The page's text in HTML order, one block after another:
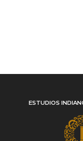
ESTUDIOS